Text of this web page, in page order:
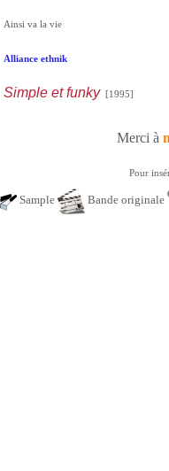
Ainsi va la vie
Alliance ethnik
Simple et funky[1995]
Merci à
Pour
Sample Bande originale